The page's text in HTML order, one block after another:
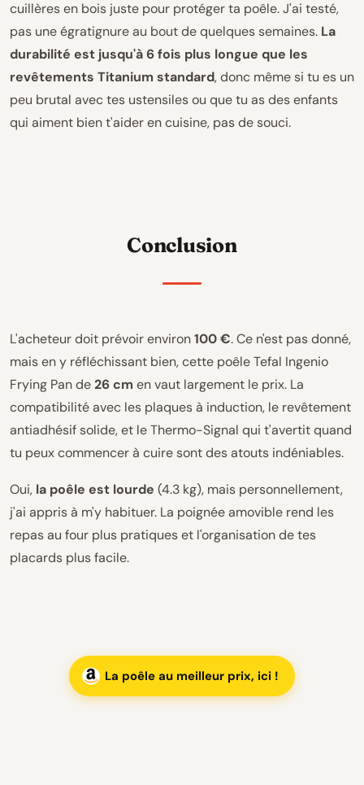
cuillères en bois juste pour protéger ta poêle. J'ai testé,
pas une égratignure au bout de quelques semaines. La
durabilité est jusqu'à 6 fois plus longue que les
revêtements Titanium standard, donc même si tu es un
peu brutal avec tes ustensiles ou que tu as des enfants
qui aiment bien t'aider en cuisine, pas de souci.
Conclusion
L'acheteur doit prévoir environ100 €. Ce n'est pas donné,
mais en y réfléchissant bien, cette poêle Tefal Ingenio
Frying Pan de26 cm en vaut largement le prix. La
compatibilité avec les plaques à induction, le revêtement
antiadhésif solide, et le Thermo-Signal qui t'avertit quand
tu peux commencer à cuire sont des atouts indéniables.
Oui, la poêle est lourde (4.3 kg), mais personnellement,
j'ai appris à m'y habituer. La poignée amovible rend les
repas au four plus pratiques et l'organisation de tes
placards plus facile.
La poêle au meilleur prix, ici !